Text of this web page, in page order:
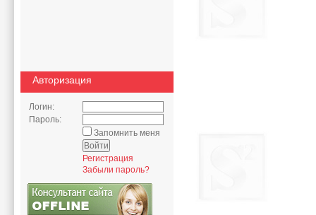
Авторизация
Логин:
Пароль:
Запомнить меня
Регистрация
Забыли пароль?